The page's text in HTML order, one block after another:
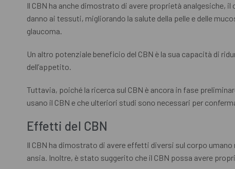
Il CBN ha anche dimostrato di avere proprietà analgesiche,
danno ai tessuti, migliorando la salute della pelle e delle
glaucoma.
Un altro potenziale beneficio del CBN è la sua capacità di
dell’appetito.
Tuttavia, poiché la ricerca sul CBN è ancora in fase
usano il CBN e che ulteriori studi sono necessari per
Effetti del CBN
Il CBN ha dimostrato di avere effetti diversi sul corpo
ansia. Inoltre, è stato suggerito che il CBN possa avere